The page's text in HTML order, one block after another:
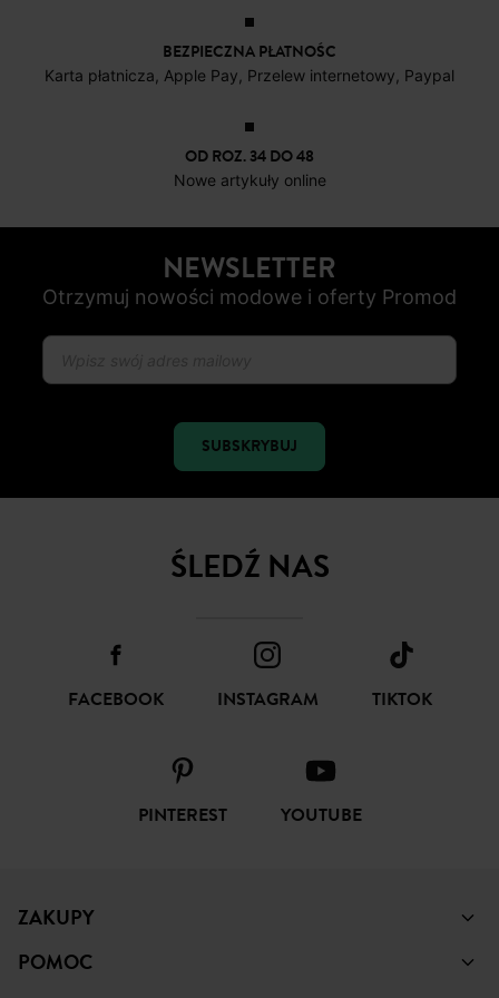
BEZPIECZNA PŁATNOŚC
Karta płatnicza, Apple Pay, Przelew internetowy, Paypal
OD ROZ. 34 DO 48
Nowe artykuły online
NEWSLETTER
Otrzymuj nowości modowe i oferty Promod
SUBSKRYBUJ
ŚLEDŹ NAS
FACEBOOK INSTAGRAM TIKTOK
PINTEREST YOUTUBE
ZAKUPY
POMOC